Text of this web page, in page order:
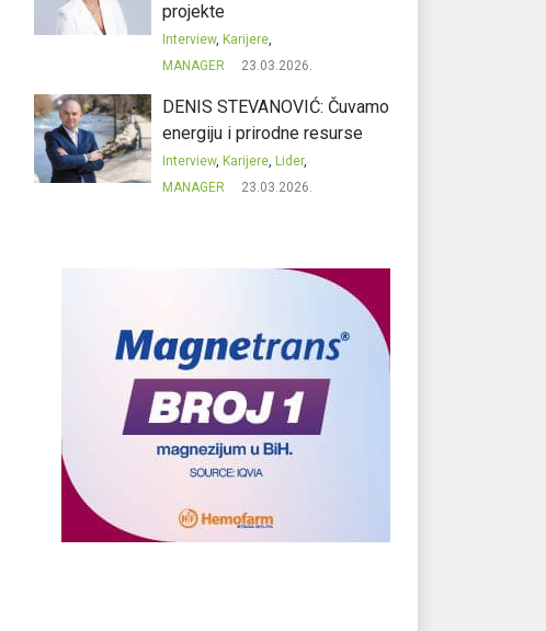
projekte
Interview, Karijere,
MANAGER
23.03.2026.
DENIS STEVANOVIĆ: Čuvamo
energiju i prirodne resurse
Interview, Karijere, Lider,
MANAGER
23.03.2026.